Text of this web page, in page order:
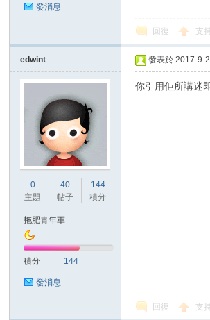
愛
發消息
回復 支
edwint
0
主題
40
帖子
144
積分
拖肥青年軍
積分 144
發消息
發表於 2017-9-
你引用佢所講迷
回復 支